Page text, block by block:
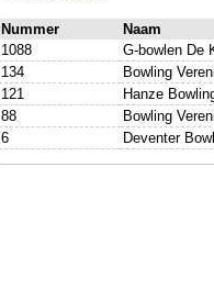
Nummer
Naam
1088
G-bowlen De
134
Bowling
121
Hanze
88
Bowling
6
Deventer